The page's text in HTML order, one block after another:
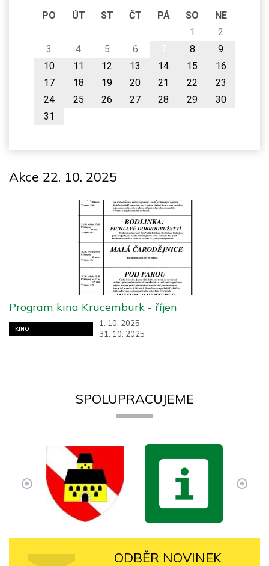
PO ÚT ST ČT PÁ SO
NE
1
2
3
4 5 6 8
9
10
11 12 13 14 15
16
17
18 19 20 21 22
23
24
25 26 27 28 29
30
31
Akce 22. 10. 2025
KINO
1. 10. 2025
31. 10. 2025
Program kina Krucemburk - říjen
SPOLUPRACUJEME
ODBĚR NOVINEK